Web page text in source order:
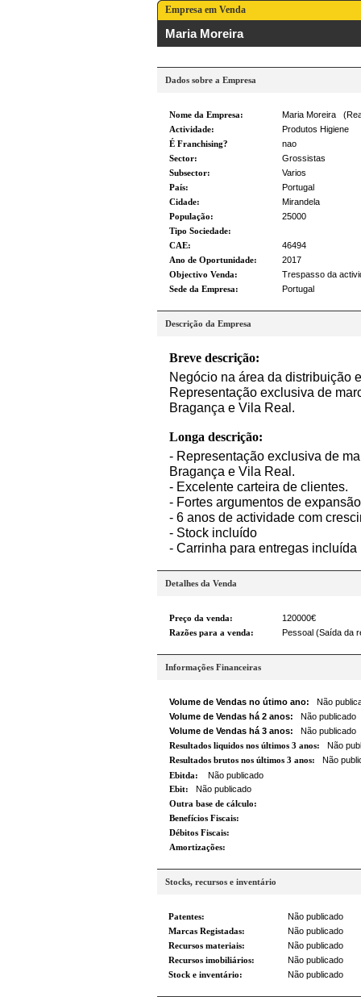
Empresa em Venda
Maria Moreira
Dados sobre a Empresa
Nome da Empresa:
Maria Moreira
Actividade:
Produtos Higiene
É Franchising?
nao
Sector:
Grossistas
Subsector:
Varios
País:
Portugal
Cidade:
Mirandela
População:
25000
Tipo Sociedade:
CAE:
46494
Ano de Oportunidade:
2017
Objectivo Venda:
Trespasso da
Sede da Empresa:
Portugal
Descrição da Empresa
Breve descrição:
Negócio na área da distribuição
Representação exclusiva de
Bragança e Vila Real.
Longa descrição:
- Representação exclusiva de
Bragança e Vila Real.
- Excelente carteira de clientes.
- Fortes argumentos de expansão
- 6 anos de actividade com
- Stock incluído
- Carrinha para entregas incluída
Detalhes da Venda
Preço da venda:
120000€
Razões para a venda:
Pessoal (Saída da
Informações Financeiras
Volume de Vendas no útimo ano: Não
Volume de Vendas há 2 anos: Não publicado
Volume de Vendas há 3 anos: Não publicado
Resultados liquidos nos últimos 3 anos: Não
Resultados brutos nos últimos 3 anos:
Não
Ebitda:
Não publicado
Ebit:
Não publicado
Outra base de cálculo:
Benefícios Fiscais:
Débitos Fiscais:
Amortizações:
Stocks, recursos e inventário
Patentes:
Não publicado
Marcas Registadas:
Não publicado
Recursos materiais:
Não publicado
Recursos imobiliários:
Não publicado
Stock e inventário:
Não publicado